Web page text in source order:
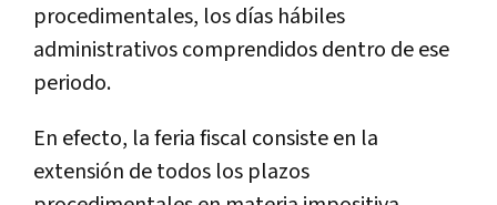
procedimentales, los días hábiles
administrativos comprendidos dentro de ese
periodo.
En efecto, la feria fiscal consiste en la
extensión de todos los plazos